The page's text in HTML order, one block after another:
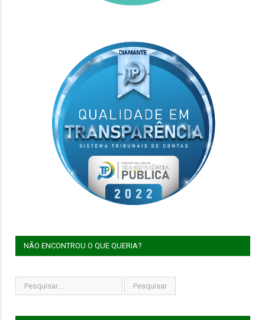
NÃO ENCONTROU O QUE QUERIA?